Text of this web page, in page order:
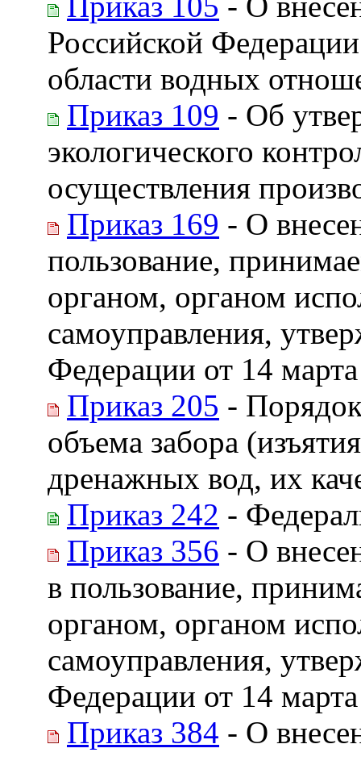
Российской
области водных
Приказ 109 - Об
экологического
осуществления
Приказ 169 - О
пользование,
органом, органом
самоуправления,
Федерации от 14
Приказ 205 -
объема забора
дренажных вод, их
Приказ 242 -
Приказ 356 - О
в пользование,
органом, органом
самоуправления,
Федерации от 14
Приказ 384 - О